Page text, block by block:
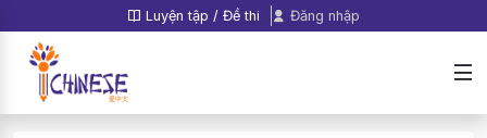
Luyện tập / Đề thi Đăng nhập